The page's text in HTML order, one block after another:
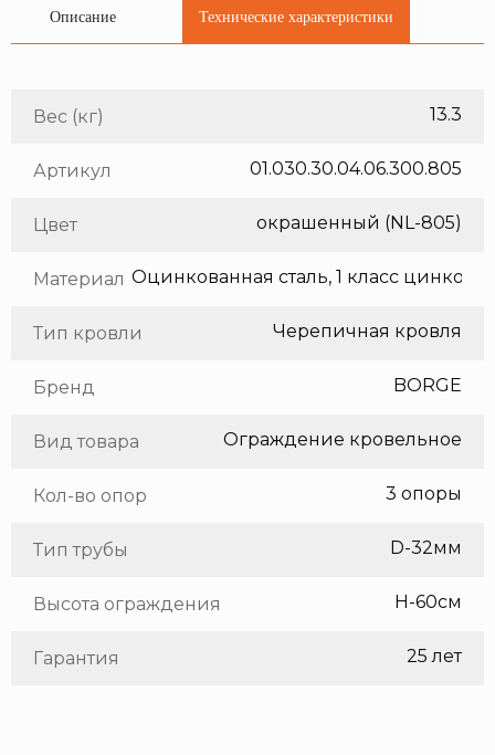
Описание Технические характеристики
Вес (кг) 13.3
Артикул 01.030.30.04.06.300.805
Цвет окрашенный (NL-805)
Материал
Тип кровли Черепичная кровля
Бренд BORGE
Вид товара Ограждение кровельное
Кол-во опор 3 опоры
Тип трубы D-32мм
Высота ограждения H-60см
Гарантия 25 лет